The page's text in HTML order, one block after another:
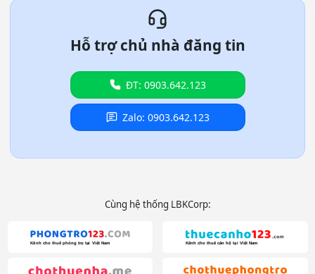
Hỗ trợ chủ nhà đăng tin
ĐT: 0903.642.123
Zalo: 0903.642.123
Cùng hệ thống LBKCorp: